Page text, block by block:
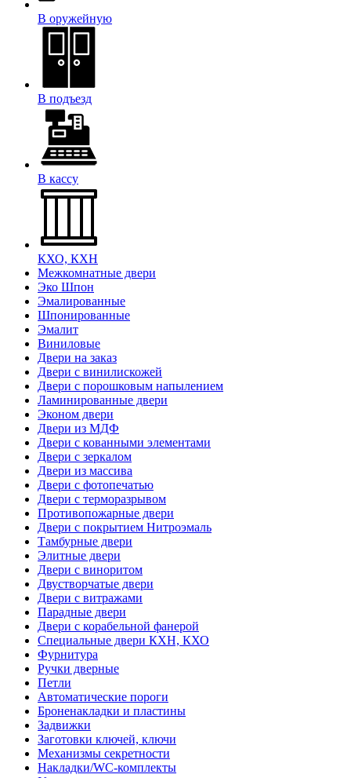
В оружейную
В подъезд
В кассу
КХО, КХН
Межкомнатные двери
Эко Шпон
Эмалированные
Шпонированные
Эмалит
Виниловые
Двери на заказ
Двери с винилискожей
Двери с порошковым напылением
Ламинированные двери
Эконом двери
Двери из МДФ
Двери с кованными элементами
Двери с зеркалом
Двери из массива
Двери с фотопечатью
Двери с терморазрывом
Противопожарные двери
Двери с покрытием Нитроэмаль
Тамбурные двери
Элитные двери
Двери с виноритом
Двустворчатые двери
Двери с витражами
Парадные двери
Двери с корабельной фанерой
Специальные двери КХН, КХО
Фурнитура
Ручки дверные
Петли
Автоматические пороги
Броненакладки и пластины
Задвижки
Заготовки ключей, ключи
Механизмы секретности
Накладки/WC-комплекты